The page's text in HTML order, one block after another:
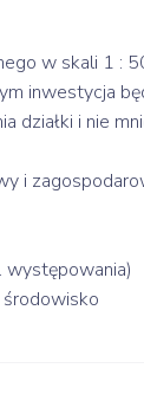
w skali 1 :
inwestycja
działki i nie
i
występowania)
środowisko